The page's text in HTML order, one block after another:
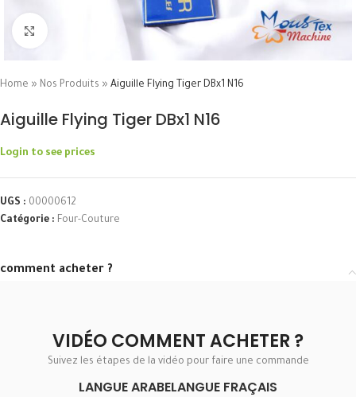
Home » Nos Produits » Aiguille Flying Tiger DBx1 N16
Aiguille Flying Tiger DBx1 N16
Login to see prices
UGS : 00000612
Catégorie : Four-Couture
comment acheter ?
VIDÉO COMMENT ACHETER ?
Suivez les étapes de la vidéo pour faire une commande
LANGUE ARABELANGUE FRAÇAIS